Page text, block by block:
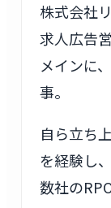
株式会社
求人広告
メインに
事。
自ら立ち
を経験し
数社の